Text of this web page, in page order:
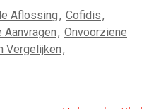
Aflossing, Cofidis,
Aanvragen, Onvoorziene
Vergelijken,